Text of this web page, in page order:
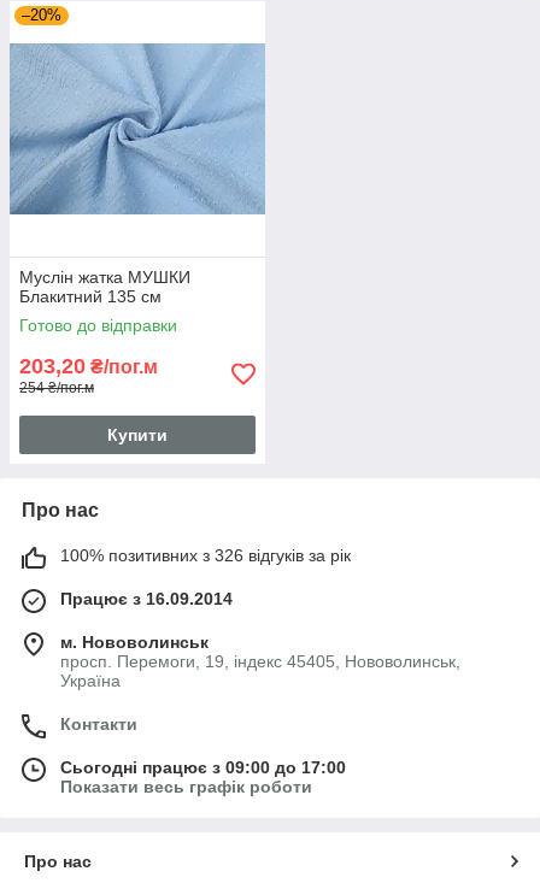
–20%
Муслін жатка МУШКИ
Блакитний 135 см
Готово до відправки
203,20 ₴/пог.м
254 ₴/пог.м
Купити
Про нас
100% позитивних з 326 відгуків за рік
Працює з 16.09.2014
м. Нововолинськ
просп. Перемоги, 19, індекс 45405, Нововолинськ,
Україна
Контакти
Сьогодні працює з 09:00 до 17:00
Показати весь графік роботи
Про нас